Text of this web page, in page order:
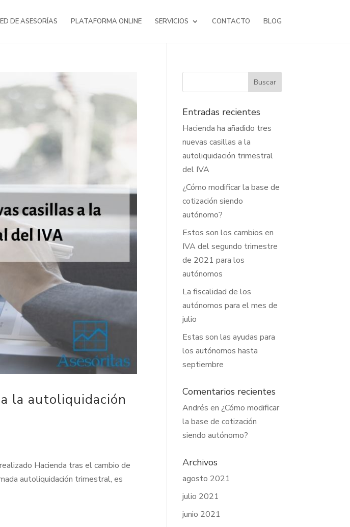
DE ASESORÍAS PLATAFORMA ONLINE SERVICIOS CONTACTO BLOG
la autoliquidación
Hacienda tras el cambio de
autoliquidación trimestral, es
Entradas recientes
Hacienda ha añadido tres
nuevas casillas a la
autoliquidación trimestral
del IVA
¿Cómo modificar la base de
cotización siendo
autónomo?
Estos son los cambios en
IVA del segundo trimestre
de 2021 para los
autónomos
La fiscalidad de los
autónomos para el mes de
julio
Estas son las ayudas para
los autónomos hasta
septiembre
Comentarios recientes
Andrés en¿Cómo modificar
la base de cotización
siendo autónomo?
Archivos
agosto 2021
julio 2021
junio 2021